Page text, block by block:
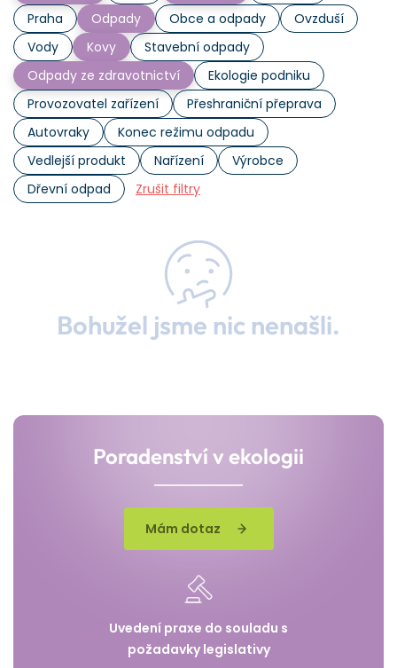
Praha
Odpady Obce a odpady
Ovzduší
Vody
Kovy
Stavební odpady
Odpady ze zdravotnictví
Ekologie podniku
Provozovatel zařízení
Přeshraniční přeprava
Autovraky
Konec režimu odpadu
Vedlejší produkt
Nařízení
Výrobce
Dřevní odpad
Zrušit filtry
Bohužel jsme nic nenašli.
Poradenství v ekologii
Mám dotaz
Uvedení praxe do souladu s
požadavky legislativy